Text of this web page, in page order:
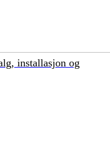
installasjon og